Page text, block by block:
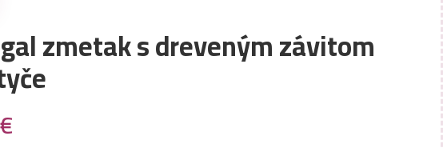
zmetak s dreveným závitom
€